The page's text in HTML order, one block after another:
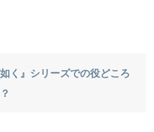
く』シリーズでの役どころ